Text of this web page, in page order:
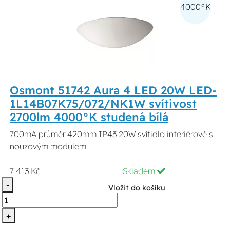
4000°K
Osmont 51742 Aura 4 LED 20W LED-
1L14B07K75/072/NK1W svítivost
2700lm 4000°K studená bílá
700mA průměr 420mm IP43 20W svítidlo interiérové s
nouzovým modulem
7 413 Kč
Skladem
-
+
Vložit do košíku